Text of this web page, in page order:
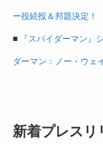
ー役続投＆邦題決定！
■ 『スパイダーマン』
ダーマン：ノー・ウェ
新着プレスリ